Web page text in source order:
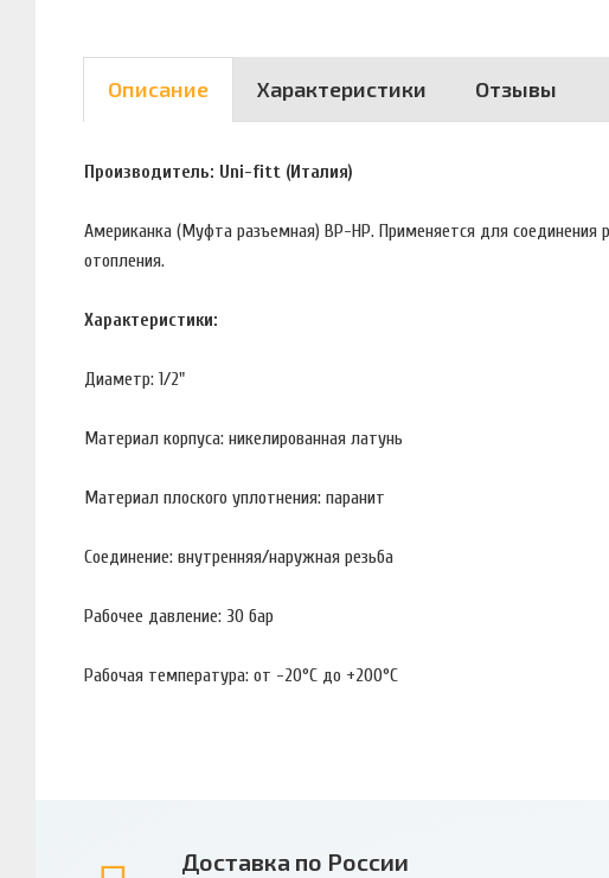
Описание Характеристики Отзывы
Производитель: Uni-fitt (Италия)
Американка (Муфта разъемная) ВР-НР. Применяется для соединения
отопления.
Характеристики:
Диаметр: 1/2"
Материал корпуса: никелированная латунь
Материал плоского уплотнения: паранит
Соединение: внутренняя/наружная резьба
Рабочее давление: 30 бар
Рабочая температура: от -20°С до +200°С
Доставка по России